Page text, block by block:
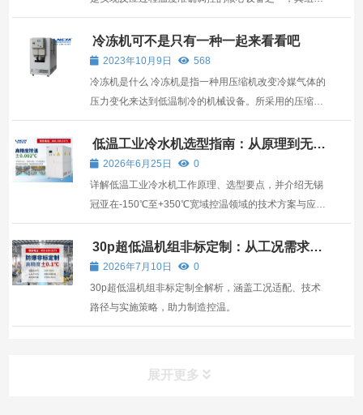
结构的完整性与反应釜控温连接方式的合理性，直接影
响反应效率与产物质量
冷冻机可不是只有一种一起来看看吧
2023年10月9日
568
冷冻机是什么 冷冻机是指一种用压缩机改变冷媒气体的
压力变化来达到低温制冷的机械设备。所采用的压缩
机，因其使用条件和压缩工作介质的不同，它又不同于
一般的空气压缩机。按冷冻机结构和工作原理上的差
别，它与空气压缩机类似，冷冻机是压缩制冷设备中最
重要的组成...
低温工业冷水机选型指南：从原理到无锡
冠亚的场景化方案
2026年6月25日
0
详解低温工业冷水机工作原理、选型要点，并介绍无锡
冠亚在-150℃至+350℃宽域控温领域的技术方案与应
用场景。
30p超低温机组非标定制：从工况需求到
可靠交付的全链路解析
2026年7月10日
0
30p超低温机组非标定制全解析，涵盖工况适配、技术
路径与实施策略，助力制造控温。
展开更多